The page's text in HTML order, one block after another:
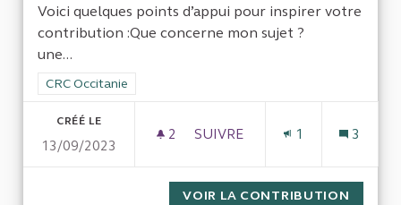
Voici quelques points d’appui pour inspirer votre
contribution :Que concerne mon sujet ?
une...
Filtrer les résultats de la catégorie : CRC Occitanie
CRC Occitanie
CRÉÉ LE
13/09/2023
2 2 ABONNÉS
SUIVRE
1 3
VOIR LA CONTRIBUTION